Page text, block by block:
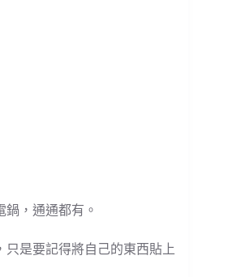
，通通都有。
只是要記得將自己的東西貼上